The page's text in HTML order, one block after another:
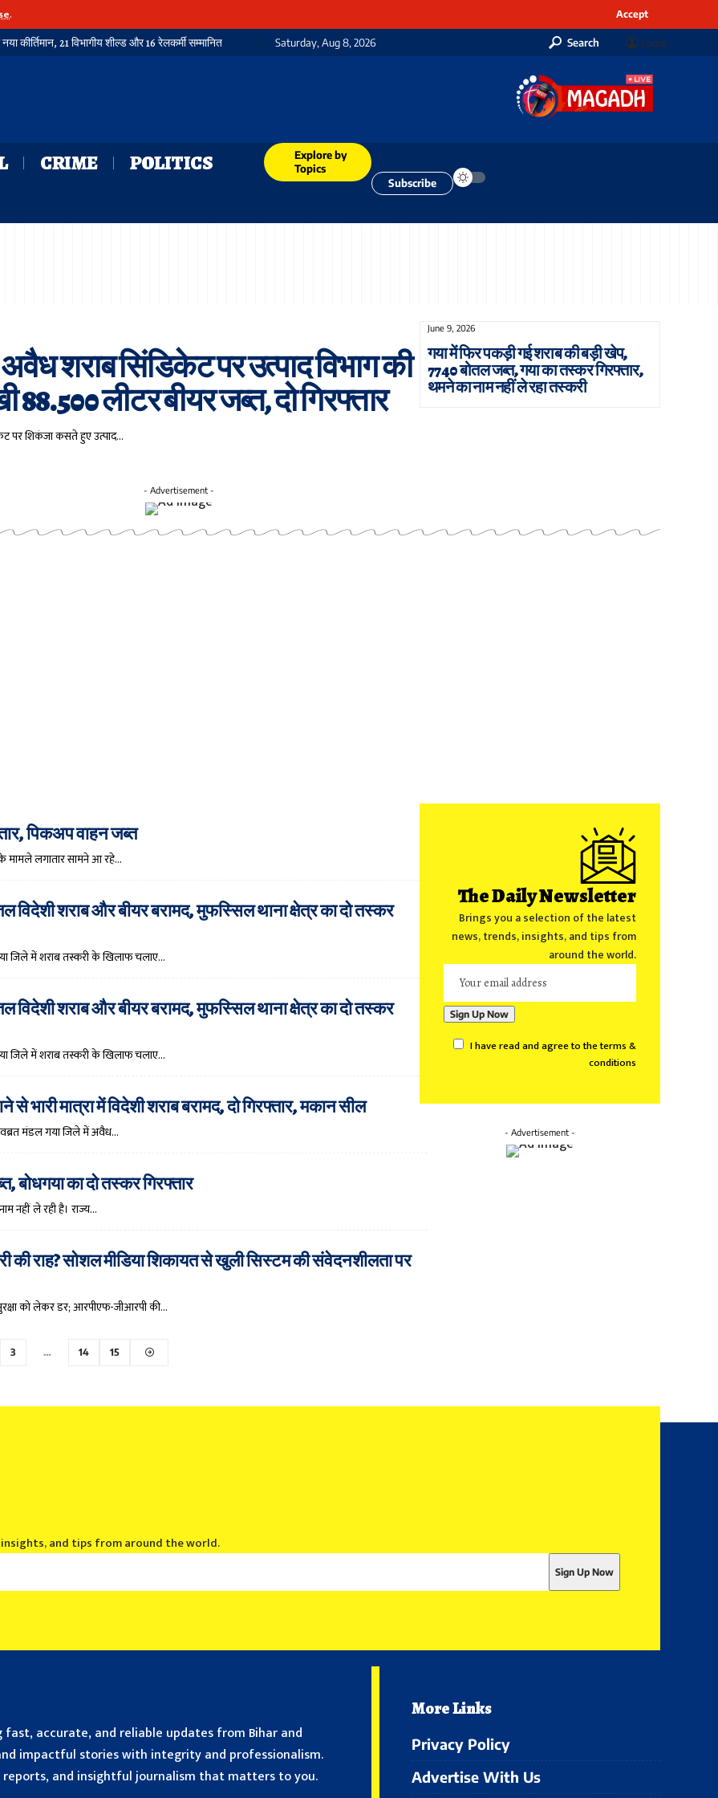
. Accept
कीर्तिमान, 21 विभागीय शील्ड और 16 रेलकर्मी सम्मानित Saturday, Aug 8, 2026 Search Login
CRIME
POLITICS
Explore by
Topics
Subscribe
शराब सिंडिकेट पर उत्पाद विभाग की
88.500 लीटर बीयर जब्त, दो गिरफ्तार
पर शिकंजा कसते हुए उत्पाद…
June 9, 2026
गया में फिर पकड़ी गई शराब की बड़ी खेप,
7740 बोतल जब्त, गया का तस्कर गिरफ्तार,
थमने का नाम नहीं ले रहा तस्करी
- Advertisement -
पिकअप वाहन जब्त
मामले लगातार सामने आ रहे…
विदेशी शराब और बीयर बरामद, मुफस्सिल थाना क्षेत्र का दो तस्कर
जिले में शराब तस्करी के खिलाफ चलाए…
विदेशी शराब और बीयर बरामद, मुफस्सिल थाना क्षेत्र का दो तस्कर
जिले में शराब तस्करी के खिलाफ चलाए…
भारी मात्रा में विदेशी शराब बरामद, दो गिरफ्तार, मकान सील
मंडल गया जिले में अवैध…
बोधगया का दो तस्कर गिरफ्तार
नहीं ले रही है। राज्य…
की राह? सोशल मीडिया शिकायत से खुली सिस्टम की संवेदनशीलता पर
सुरक्षा को लेकर डर; आरपीएफ-जीआरपी की…
3 … 14 15
The Daily Newsletter
Brings you a selection of the latest
news, trends, insights, and tips from
around the world.
I have read and agree to the terms &
conditions
- Advertisement -
and tips from around the world.
accurate, and reliable updates from Bihar and
impactful stories with integrity and professionalism.
and insightful journalism that matters to you.
More Links
Privacy Policy
Advertise With Us